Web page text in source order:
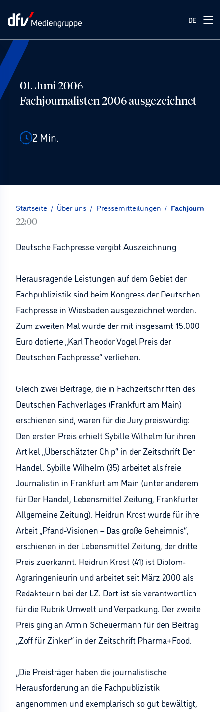
DE
01. Juni 2006
Fachjournalisten 2006 ausgezeichnet
2 Min.
Startseite / Über uns / Pressemitteilungen /
22:00
Deutsche Fachpresse vergibt Auszeichnung
Herausragende Leistungen auf dem Gebiet der
Fachpublizistik sind beim Kongress der Deutschen
Fachpresse in Wiesbaden ausgezeichnet worden.
Zum zweiten Mal wurde der mit insgesamt 15.000
Euro dotierte „Karl Theodor Vogel Preis der
Deutschen Fachpresse“ verliehen.
Gleich zwei Beiträge, die in Fachzeitschriften des
Deutschen Fachverlages (Frankfurt am Main)
erschienen sind, waren für die Jury preiswürdig:
Den ersten Preis erhielt Sybille Wilhelm für ihren
Artikel „Überschätzter Chip“ in der Zeitschrift Der
Handel. Sybille Wilhelm (35) arbeitet als freie
Journalistin in Frankfurt am Main (unter anderem
für Der Handel, Lebensmittel Zeitung, Frankfurter
Allgemeine Zeitung). Heidrun Krost wurde für ihre
Arbeit „Pfand-Visionen – Das große Geheimnis“,
erschienen in der Lebensmittel Zeitung, der dritte
Preis zuerkannt. Heidrun Krost (41) ist Diplom-
Agraringenieurin und arbeitet seit März 2000 als
Redakteurin bei der LZ. Dort ist sie verantwortlich
für die Rubrik Umwelt und Verpackung. Der zweite
Preis ging an Armin Scheuermann für den Beitrag
„Zoff für Zinker“ in der Zeitschrift Pharma+Food.
„Die Preisträger haben die journalistische
Herausforderung an die Fachpublizistik
angenommen und exemplarisch so gut bewältigt,